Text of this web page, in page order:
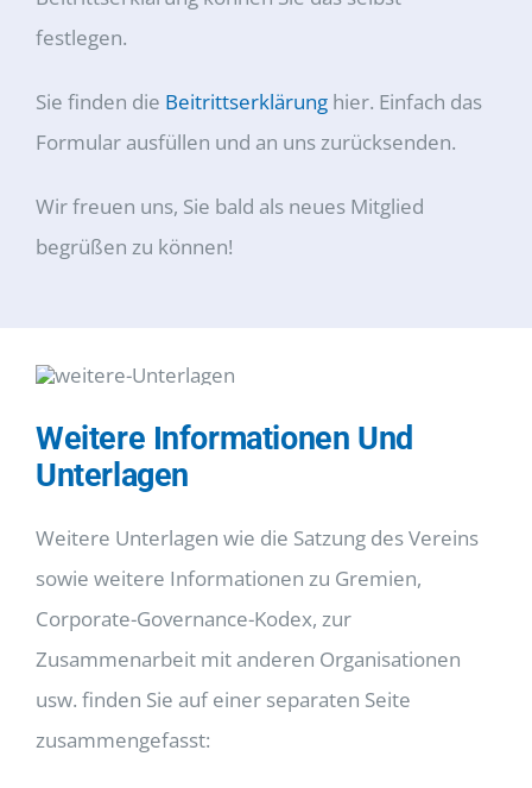
festlegen.
Sie finden die Beitrittserklärunghier. Einfach das
Formular ausfüllen und an uns zurücksenden.
Wir freuen uns, Sie bald als neues Mitglied
begrüßen zu können!
Weitere Informationen Und
Unterlagen
Weitere Unterlagen wie die Satzung des Vereins
sowie weitere Informationen zu Gremien,
Corporate-Governance-Kodex, zur
Zusammenarbeit mit anderen Organisationen
usw. finden Sie auf einer separaten Seite
zusammengefasst: